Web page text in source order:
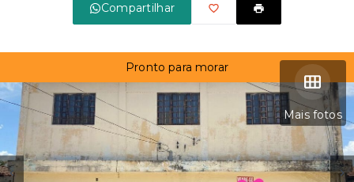
Compartilhar
Mais fotos
Pronto para morar